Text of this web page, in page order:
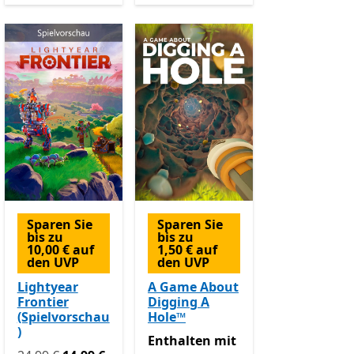
Sparen Sie
bis zu
10,00 € auf
den UVP
Lightyear
Frontier
(Spielvorschau
)
Sparen Sie
bis zu
1,50 € auf
den UVP
A Game About
Digging A
Hole™
Enthalten mit Game Pass
Enthalten mit